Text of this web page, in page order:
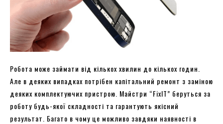
Робота може займати від кількох хвилин до кількох годин.
Але в деяких випадках потрібен капітальний ремонт з заміною
деяких комплектуючих пристрою. Майстри “FixIT” беруться за
роботу будь-якої складності та гарантують якісний
результат. Багато в чому це можливо завдяки наявності в